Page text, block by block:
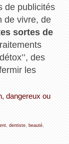
de publicités
de vivre, de
sortes de
des
les
dangereux ou
, dentiste, beauté,